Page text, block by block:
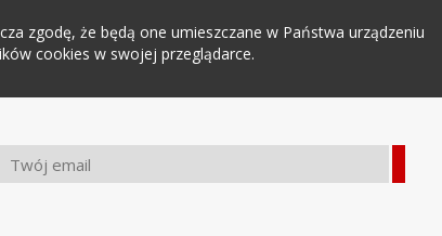
zgodę, że będą one umieszczane w Państwa urządzeniu
cookies w swojej przeglądarce.